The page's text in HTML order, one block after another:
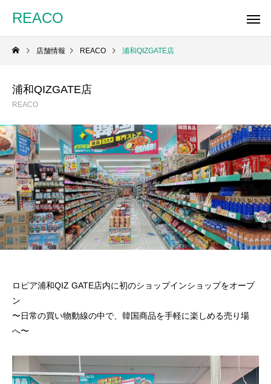
REACO
2026.04.29 2025.04.21
店舗情報 REACO 浦和QIZGATE店
浦和QIZGATE店
REACO
ロピア浦和QIZ GATE店内に初のショップインショップをオープ
ン
〜日常の買い物動線の中で、韓国商品を手軽に楽しめる売り場
へ〜